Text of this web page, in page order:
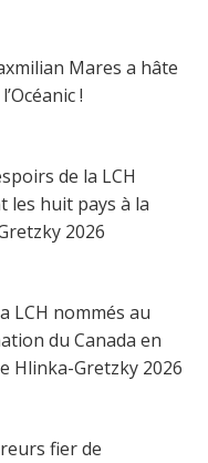
Mares a hâte
!
de la LCH
les huit pays à la
2026
LCH nommés au
du Canada en
Hlinka-Gretzky 2026
fier de